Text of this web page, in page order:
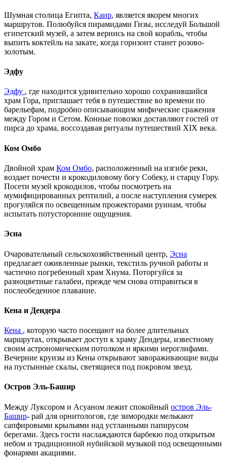
Шумная столица Египта, Каир, является якорем многих
маршрутов. Полюбуйся пирамидами Гизы, исследуй Большой
египетский музей, а затем вернись на свой корабль, чтобы
выпить коктейль на закате, когда горизонт станет розово-
золотым.
Эдфу
Эдфу , где находится удивительно хорошо сохранившийся
храм Гора, приглашает тебя в путешествие во времени по
барельефам, подробно описывающим мифические сражения
между Гором и Сетом. Конные повозки доставляют гостей от
пирса до храма, воссоздавая ритуалы путешествий XIX века.
Ком Омбо
Двойной храм Ком Омбо, расположенный на изгибе реки,
воздает почести и крокодиловому богу Собеку, и старцу Гору.
Посети музей крокодилов, чтобы посмотреть на
мумифицированных рептилий, а после наступления сумерек
прогуляйся по освещенным прожекторами руинам, чтобы
испытать потусторонние ощущения.
Эсна
Очаровательный сельскохозяйственный центр, Эсна
предлагает оживленные рынки, текстиль ручной работы и
частично погребенный храм Хнума. Поторгуйся за
разноцветные галабеи, прежде чем снова отправиться в
послеобеденное плавание.
Кена и Дендера
Кена , которую часто посещают на более длительных
маршрутах, открывает доступ к храму Дендеры, известному
своим астрономическим потолком и яркими иероглифами.
Вечерние круизы из Кены открывают завораживающие виды
на пустынные скалы, светящиеся под покровом звезд.
Остров Эль-Башир
Между Луксором и Асуаном лежит спокойный остров Эль-
Башир- рай для орнитологов, где зимородки мелькают
сапфировыми крыльями над устланными папирусом
берегами. Здесь гости наслаждаются барбекю под открытым
небом и традиционной нубийской музыкой под освещенными
фонарями акациями.